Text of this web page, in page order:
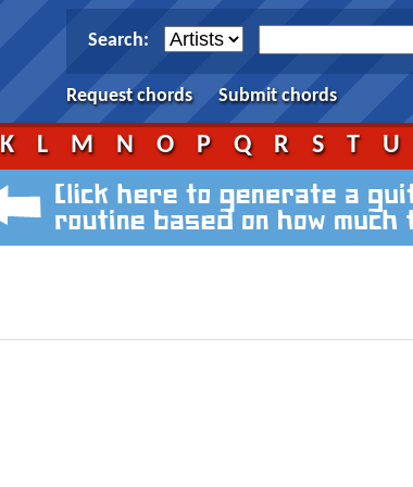
Search:
Request chords Submit chords
K L M N O P Q R S T U